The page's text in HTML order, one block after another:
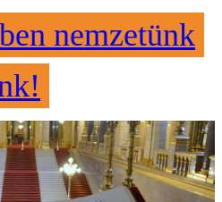
nemzetünk